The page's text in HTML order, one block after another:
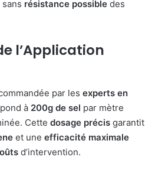
sans résistance possible des
l’Application
par les experts en
à 200g de sel par mètre
Cette dosage précis garantit
et une efficacité maximale
d’intervention.